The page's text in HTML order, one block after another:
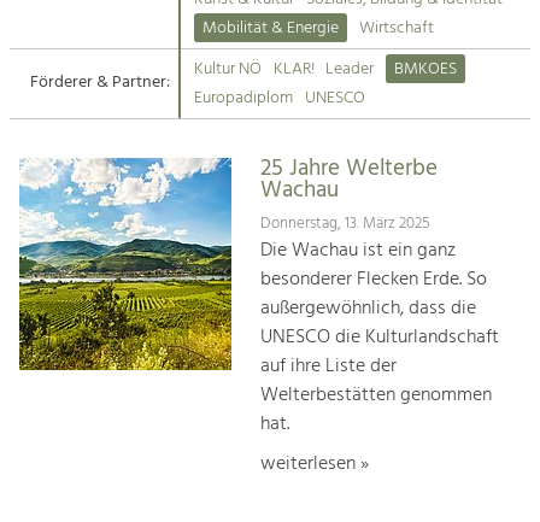
Suche
Impressum
Kontakt
Tourismus
Angebotsentwicklung und
Kunst & Kultur
Handwerk, Wissenschaft und Forschung.
Soziales, Bildung &
Identität
Gleichberechtigung, Jugend und
Integration
Mobilität & Energie
Klimawandel, öffentlicher Verkehr und
Mobilität & Energie
Wirtschaft
Förderer & Partner:
Kultur NÖ KLAR! Leader
BMKOES
Europadiplom UNESCO
25 Jahre Welterbe
Wachau
Donnerstag, 13. März 2025
Die Wachau ist ein ganz
besonderer Flecken Erde. So
außergewöhnlich, dass die
UNESCO die Kulturlandschaft
auf ihre Liste der
Welterbestätten genommen
hat.
weiterlesen »